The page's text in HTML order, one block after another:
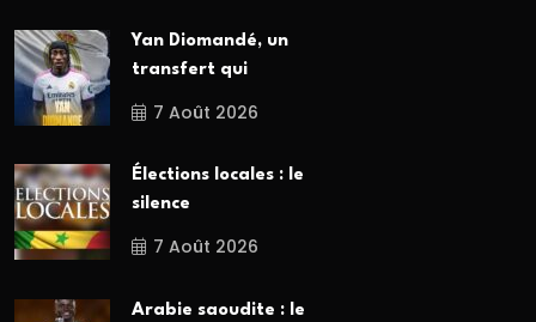
Yan Diomandé, un
transfert qui
7 Août 2026
Élections locales : le
silence
7 Août 2026
Arabie saoudite : le